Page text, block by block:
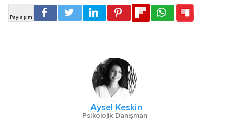
Aysel Keskin
Psikolojik Danışman